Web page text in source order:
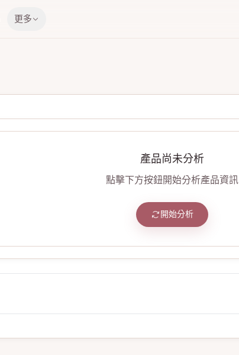
更多
產品尚未分析
點擊下方按鈕開始分析產品資訊
開始分析